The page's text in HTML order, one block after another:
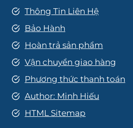
Thông Tin Liên Hệ
Bảo Hành
Hoàn trả sản phẩm
Vận chuyển giao hàng
Phương thức thanh toán
Author: Minh Hiếu
HTML Sitemap